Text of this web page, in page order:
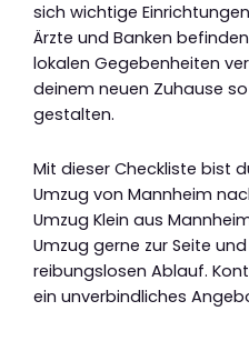
sich wichtige
Ärzte und Banken
lokalen Gegebenheiten
deinem neuen Zuhause
gestalten.
Mit dieser Checkliste bist
Umzug von Mannheim
Umzug Klein aus
Umzug gerne zur Seite
reibungslosen Ablauf.
ein unverbindliches